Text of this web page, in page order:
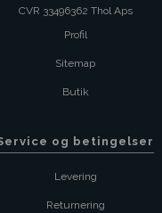
CVR 33496362 Thol Aps
Profil
Sitemap
Butik
og betingelser
Levering
Returnering